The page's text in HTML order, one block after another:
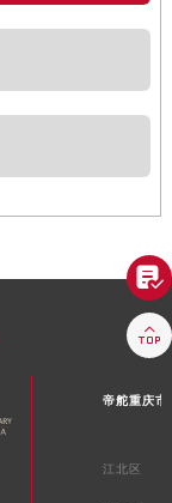
帝舵重庆市
江北区

